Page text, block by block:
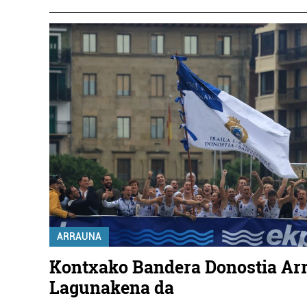
ARRAUNA
Kontxako Bandera Donostia
Lagunakena da